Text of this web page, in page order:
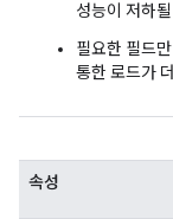
성능이 저하
필요한 필드
통한 로드가
속성